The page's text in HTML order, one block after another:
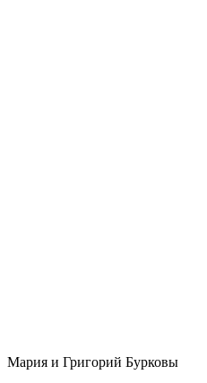
Мария и Григорий Бурковы